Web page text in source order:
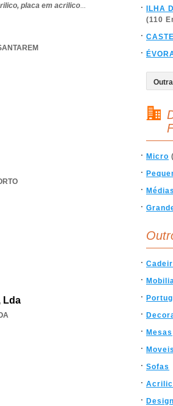
placa em acrilico...
Lda
ILHA
(110
Micro
Médias
Mesas
Moveis
Sofas
Design